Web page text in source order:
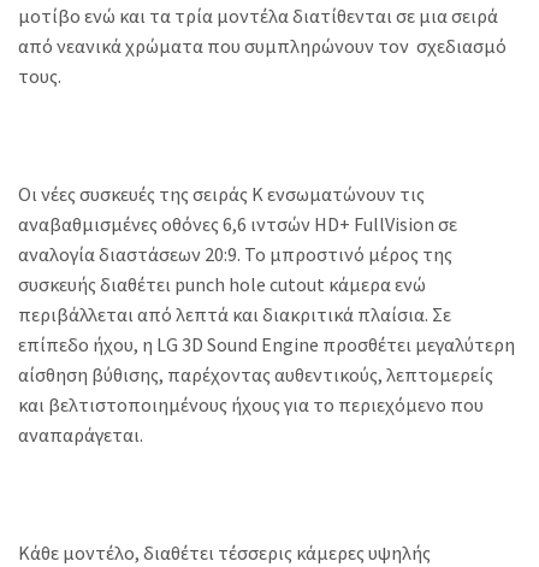
μοτίβο ενώ και τα τρία μοντέλα διατίθενται σε μια σειρά
από νεανικά χρώματα που συμπληρώνουν τον σχεδιασμό
τους.
Οι νέες συσκευές της σειράς K ενσωματώνουν τις
αναβαθμισμένες οθόνες 6,6 ιντσών HD+ FullVision σε
αναλογία διαστάσεων 20:9. Το μπροστινό μέρος της
συσκευής διαθέτει punch hole cutout κάμερα ενώ
περιβάλλεται από λεπτά και διακριτικά πλαίσια. Σε
επίπεδο ήχου, η LG 3D Sound Engine προσθέτει μεγαλύτερη
αίσθηση βύθισης, παρέχοντας αυθεντικούς, λεπτομερείς
και βελτιστοποιημένους ήχους για το περιεχόμενο που
αναπαράγεται.
Κάθε μοντέλο, διαθέτει τέσσερις κάμερες υψηλής